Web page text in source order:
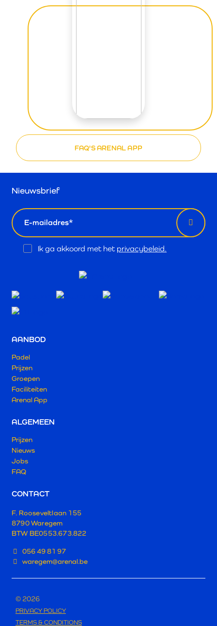
FAQ'S ARENAL APP
Nieuwsbrief
email
Opt
Ik ga akkoord met het privacybeleid.
AANBOD
Padel
Prijzen
Groepen
Faciliteiten
Arenal App
ALGEMEEN
Prijzen
Nieuws
Jobs
FAQ
CONTACT
F. Rooseveltlaan 155
8790 Waregem
BTW BE0553.673.822
056 49 81 97
waregem@arenal.be
© 2026
PRIVACY POLICY
TERMS & CONDITIONS